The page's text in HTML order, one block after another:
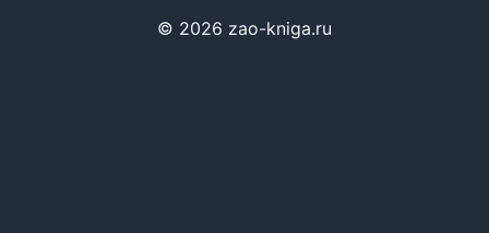
© 2026 zao-kniga.ru